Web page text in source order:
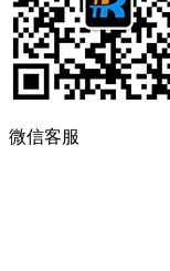
微信客服